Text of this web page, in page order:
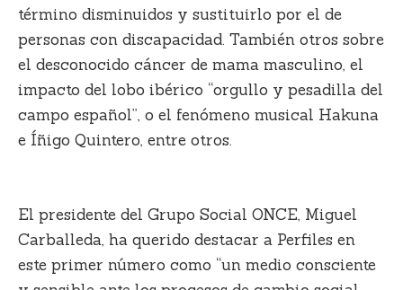
término disminuidos y sustituirlo por el de
personas con discapacidad. También otros sobre
el desconocido cáncer de mama masculino, el
impacto del lobo ibérico “orgullo y pesadilla del
campo español”, o el fenómeno musical Hakuna
e Íñigo Quintero, entre otros.
El presidente del Grupo Social ONCE, Miguel
Carballeda, ha querido destacar a Perfiles en
este primer número como “un medio consciente